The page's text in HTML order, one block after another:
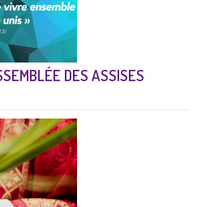
DES ASSISES